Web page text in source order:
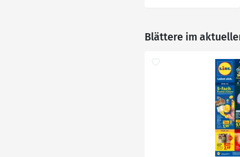
Blättere im